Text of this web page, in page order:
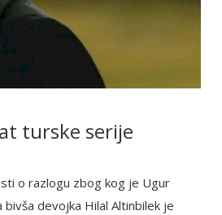
turske serije
o razlogu zbog kog je Ugur
devojka Hilal Altinbilek je